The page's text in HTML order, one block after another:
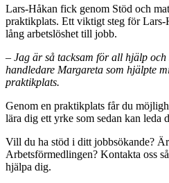
Lars-Håkan fick genom Stöd och
praktikplats. Ett viktigt steg för Lars-
lång arbetslöshet till jobb.
– Jag är så tacksam för all hjälp
handledare Margareta som hjälpte
praktikplats.
Genom en praktikplats får du
lära dig ett yrke som sedan kan leda
Vill du ha stöd i ditt jobbsökande?
Arbetsförmedlingen? Kontakta oss
hjälpa dig.